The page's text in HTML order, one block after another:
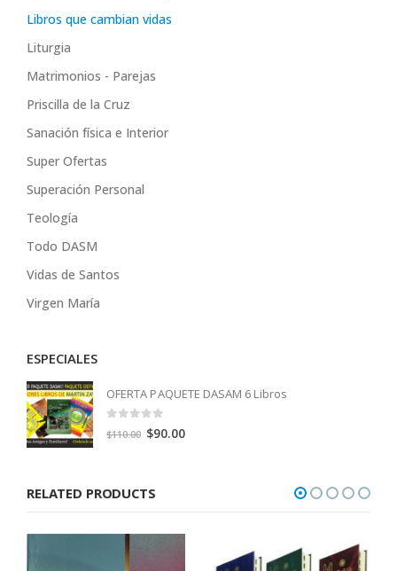
Libros que cambian vidas
Liturgia
Matrimonios - Parejas
Priscilla de la Cruz
Sanación física e Interior
Super Ofertas
Superación Personal
Teología
Todo DASM
Vidas de Santos
Virgen María
ESPECIALES
OFERTA PAQUETE DASAM 6 Libros
out of 5
$110.00 Original
$110.00.
$90.00Current
RELATED PRODUCTS